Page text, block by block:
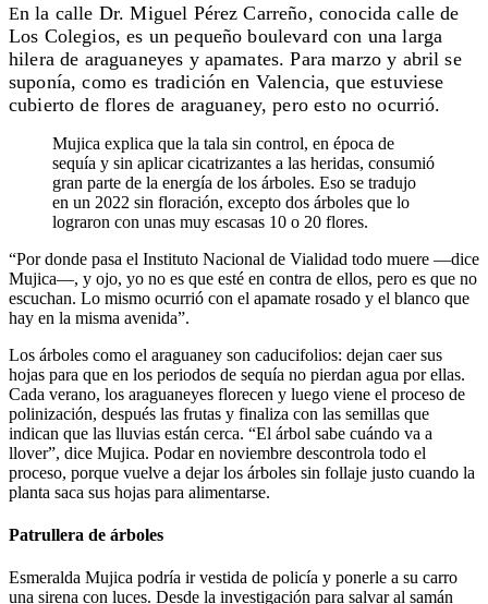
En la calle Dr. Miguel Pérez Carreño, conocida calle de
Los Colegios, es un pequeño boulevard con una larga
hilera de araguaneyes y apamates. Para marzo y abril se
suponía, como es tradición en Valencia, que estuviese
cubierto de flores de araguaney, pero esto no ocurrió.
Mujica explica que la tala sin control, en época de
sequía y sin aplicar cicatrizantes a las heridas, consumió
gran parte de la energía de los árboles. Eso se tradujo
en un 2022 sin floración, excepto dos árboles que lo
lograron con unas muy escasas 10 o 20 flores.
“Por donde pasa el Instituto Nacional de Vialidad todo muere —dice
Mujica—, y ojo, yo no es que esté en contra de ellos, pero es que no
escuchan. Lo mismo ocurrió con el apamate rosado y el blanco que
hay en la misma avenida”.
Los árboles como el araguaney son caducifolios: dejan caer sus
hojas para que en los periodos de sequía no pierdan agua por ellas.
Cada verano, los araguaneyes florecen y luego viene el proceso de
polinización, después las frutas y finaliza con las semillas que
indican que las lluvias están cerca. “El árbol sabe cuándo va a
llover”, dice Mujica. Podar en noviembre descontrola todo el
proceso, porque vuelve a dejar los árboles sin follaje justo cuando la
planta saca sus hojas para alimentarse.
Patrullera de árboles
Esmeralda Mujica podría ir vestida de policía y ponerle a su carro
una sirena con luces. Desde la investigación para salvar al samán